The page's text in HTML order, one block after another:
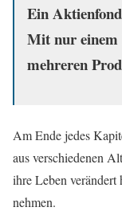
Ein
Mit nur einem
mehreren
Am Ende jedes
aus verschiedenen
ihre Leben verändert
nehmen.